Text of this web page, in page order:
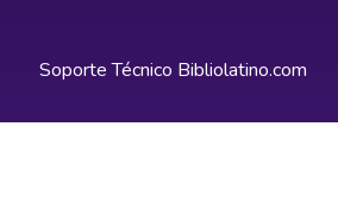
Soporte Técnico Bibliolatino.com